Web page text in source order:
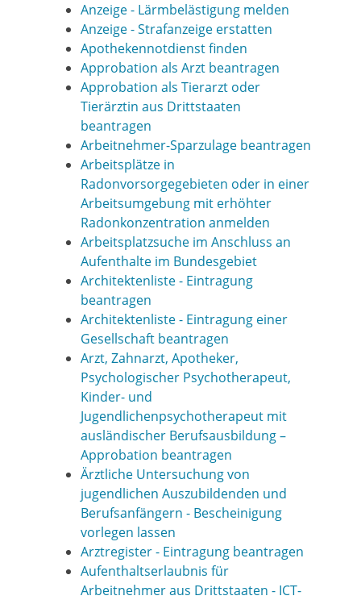
Anzeige - Lärmbelästigung melden
Anzeige - Strafanzeige erstatten
Apothekennotdienst finden
Approbation als Arzt beantragen
Approbation als Tierarzt oder
Tierärztin aus Drittstaaten
beantragen
Arbeitnehmer-Sparzulage beantragen
Arbeitsplätze in
Radonvorsorgegebieten oder in einer
Arbeitsumgebung mit erhöhter
Radonkonzentration anmelden
Arbeitsplatzsuche im Anschluss an
Aufenthalte im Bundesgebiet
Architektenliste - Eintragung
beantragen
Architektenliste - Eintragung einer
Gesellschaft beantragen
Arzt, Zahnarzt, Apotheker,
Psychologischer Psychotherapeut,
Kinder- und
Jugendlichenpsychotherapeut mit
ausländischer Berufsausbildung –
Approbation beantragen
Ärztliche Untersuchung von
jugendlichen Auszubildenden und
Berufsanfängern - Bescheinigung
vorlegen lassen
Arztregister - Eintragung beantragen
Aufenthaltserlaubnis für
Arbeitnehmer aus Drittstaaten - ICT-